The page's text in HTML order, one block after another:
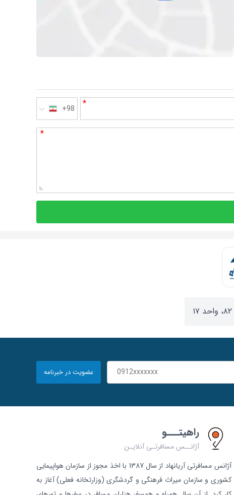
+98 *
*
عضویت در خبرنامه
راهیتـــو
آژانــس مسافرتـی آنلایـن
آژانس مسافرتی آریانهاد از سال 1387 با اخذ مجوز از سازمان هواپیمایی
کشوری و سازمان میراث فرهنگی و گردشگری (وزارتخانه فعلی) آغاز به